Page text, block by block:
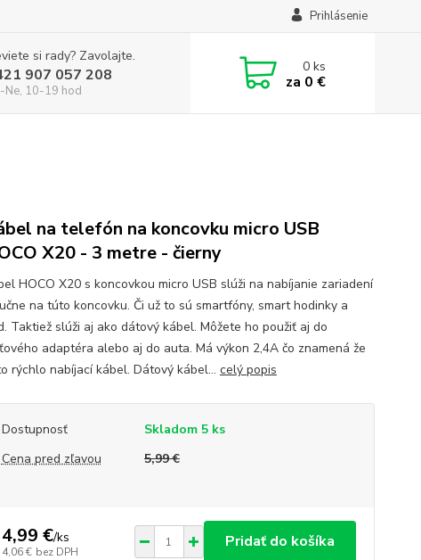
Prihlásenie
si rady? Zavolajte.
907 057 208
Ne, 10-19 hod
0ks
za 0 €
na telefón na koncovku micro USB
X20 - 3 metre - čierny
HOCO X20 s koncovkou micro USB slúži na nabíjanie zariadení
na túto koncovku. Či už to sú smartfóny, smart hodinky a
Taktiež slúži aj ako dátový kábel. Môžete ho použiť aj do
adaptéra alebo aj do auta. Má výkon 2,4A čo znamená že
rýchlo nabíjací kábel. Dátový kábel... celý popis
Dostupnosť
Skladom 5 ks
Cena pred zľavou
5,99 €
4,99 €/ks
4,06 € bez DPH
Pridať do košíka